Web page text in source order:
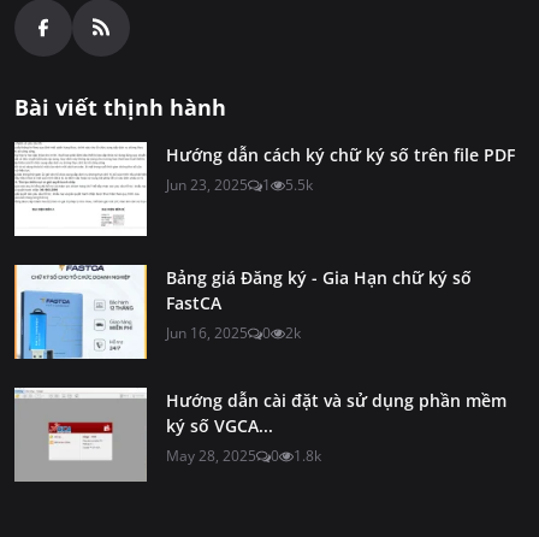
Bài viết thịnh hành
Hướng dẫn cách ký chữ ký số trên file PDF
Jun 23, 2025 1 5.5k
Bảng giá Đăng ký - Gia Hạn chữ ký số
FastCA
Jun 16, 2025 0 2k
Hướng dẫn cài đặt và sử dụng phần mềm
ký số VGCA...
May 28, 2025 0 1.8k